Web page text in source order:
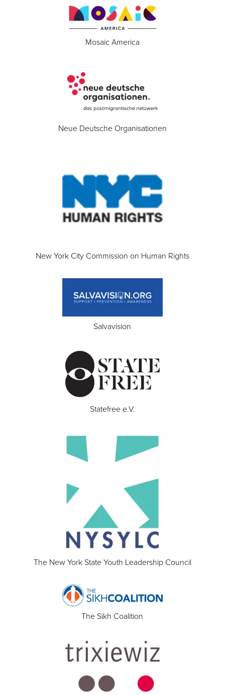
Mosaic America
Neue Deutsche Organisationen
New York City Commission on Human Rights
Salvavision
Statefree e.V.
The New York State Youth Leadership Council
The Sikh Coalition